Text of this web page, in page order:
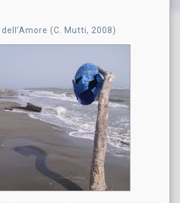
dell’Amore (C. Mutti, 2008)